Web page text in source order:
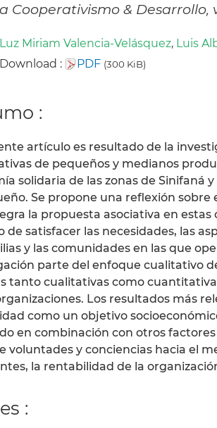
Cooperativismo & Desarrollo,
Luz Miriam Valencia-Velásquez, Luis
Download :
PDF (300 KiB)
:
artículo es resultado de la
de pequeños y medianos
solidaria de las zonas de Sinifaná
Se propone una reflexión
la propuesta asociativa en estas
de satisfacer las necesidades, las
y las comunidades en las que
parte del enfoque cualitativo
tanto cualitativas como
Los resultados más
como un objetivo
en combinación con otros
voluntades y conciencias hacia el
la rentabilidad de la
: